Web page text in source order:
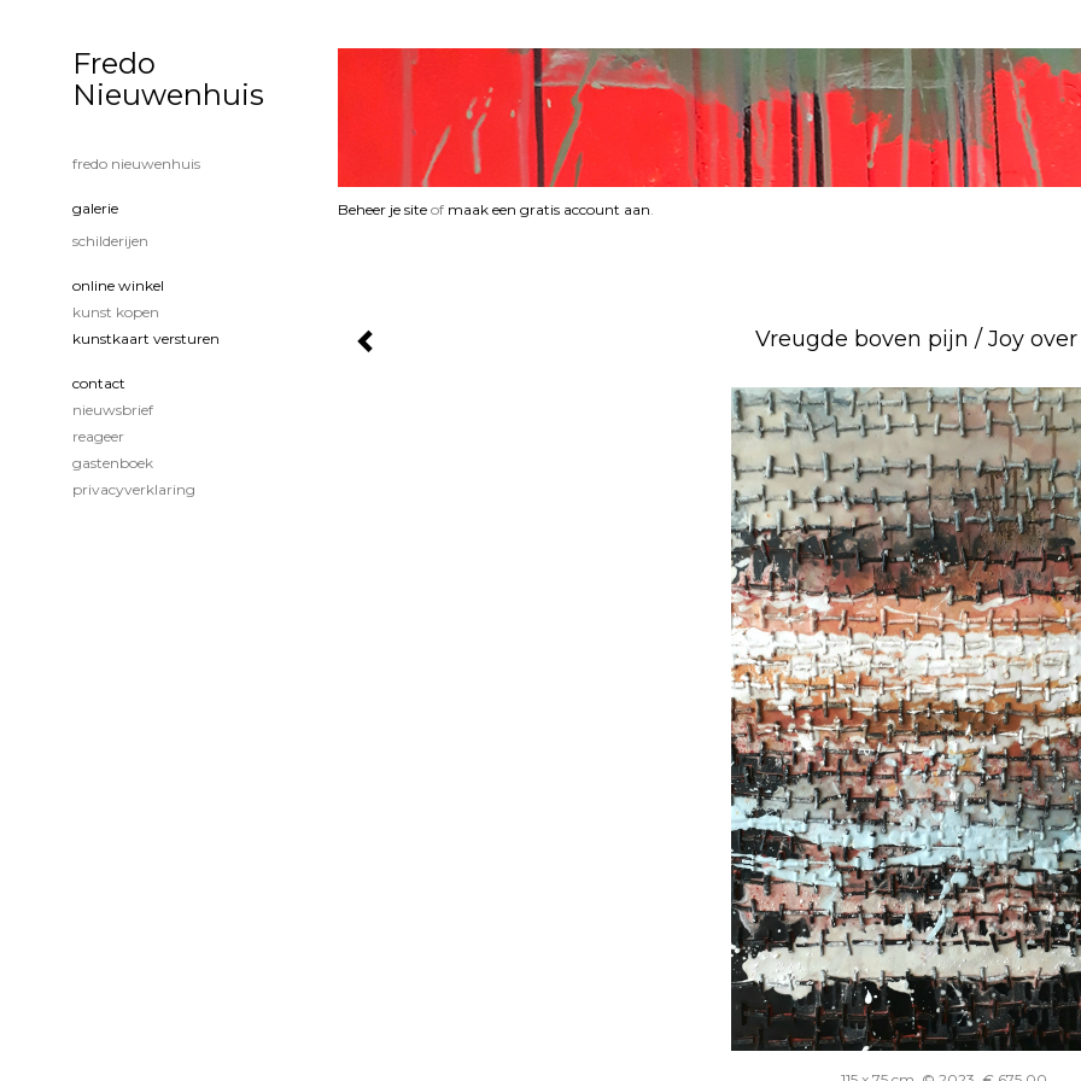
Beheer je site of maak een gratis account aan.
Vreugde boven pijn / Joy
Fredo
Nieuwenhuis
fredo nieuwenhuis
galerie
schilderijen
online winkel
kunst kopen
kunstkaart versturen
contact
nieuwsbrief
reageer
gastenboek
privacyverklaring